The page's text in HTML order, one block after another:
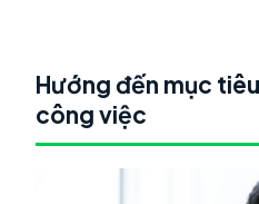
Hướng đến mục
công việc